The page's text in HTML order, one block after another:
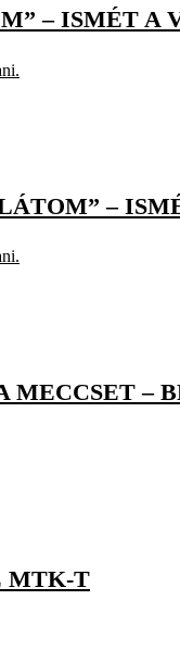
– ISMÉT A
–
MECCSET –
MTK-T